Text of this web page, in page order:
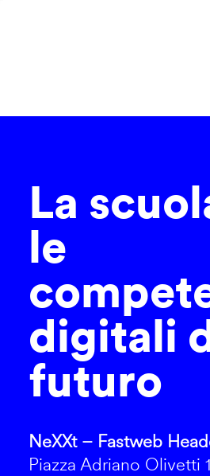
La
le
digitali
futuro
NeXXt – Fastweb
Piazza Adriano Olivetti 1